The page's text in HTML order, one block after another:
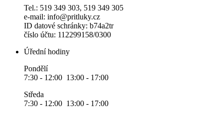
Tel.: 519 349 303, 519 349 305
e-mail: info@pritluky.cz
ID datové schránky: b74a2tr
číslo účtu: 112299158/0300
Úřední hodiny
Pondělí
7:30 - 12:00 13:00 - 17:00
Středa
7:30 - 12:00 13:00 - 17:00